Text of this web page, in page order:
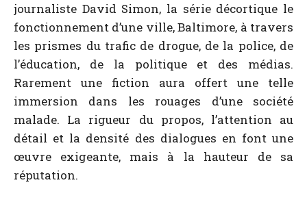
journaliste David Simon, la série décortique le
fonctionnement d’une ville, Baltimore, à travers
les prismes du trafic de drogue, de la police, de
l’éducation, de la politique et des médias.
Rarement une fiction aura offert une telle
immersion dans les rouages d’une société
malade. La rigueur du propos, l’attention au
détail et la densité des dialogues en font une
œuvre exigeante, mais à la hauteur de sa
réputation.